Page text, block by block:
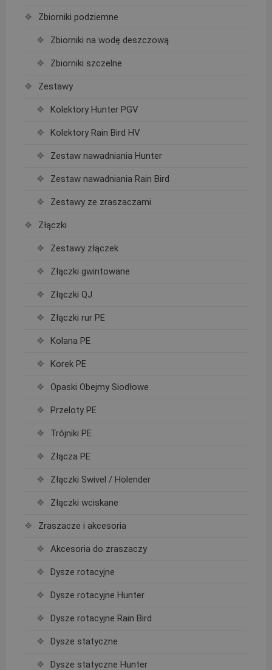
Zbiorniki podziemne
Zbiorniki na wodę deszczową
Zbiorniki szczelne
Zestawy
Kolektory Hunter PGV
Kolektory Rain Bird HV
Zestaw nawadniania Hunter
Zestaw nawadniania Rain Bird
Zestawy ze zraszaczami
Złączki
Zestawy złączek
Złączki gwintowane
Złączki QJ
Złączki rur PE
Kolana PE
Korek PE
Opaski Obejmy Siodłowe
Przeloty PE
Trójniki PE
Złącza PE
Złączki Swivel / Holender
Złączki wciskane
Zraszacze i akcesoria
Akcesoria do zraszaczy
Dysze rotacyjne
Dysze rotacyjne Hunter
Dysze rotacyjne Rain Bird
Dysze statyczne
Dysze statyczne Hunter